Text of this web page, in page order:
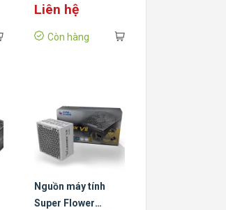
PCIE 5.0 (850W, 80
Liên hệ
Còn hàng
Nguồn máy tính
Super Flower